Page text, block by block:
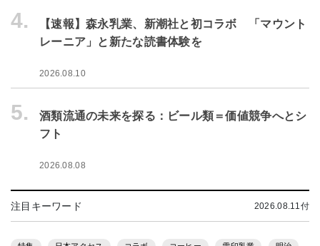
4.
【速報】森永乳業、新潮社と初コラボ 「マウント
レーニア」と新たな読書体験を
2026.08.10
5.
酒類流通の未来を探る：ビール類＝価値競争へとシ
フト
2026.08.08
注目キーワード 2026.08.11付